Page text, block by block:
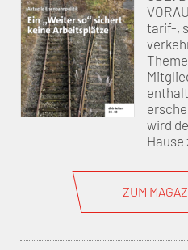
tarif-,
wird
ZUM